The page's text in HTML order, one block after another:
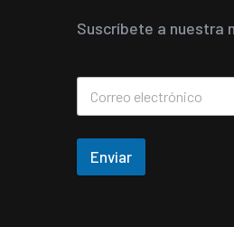
Suscríbete a nuestra
Enviar